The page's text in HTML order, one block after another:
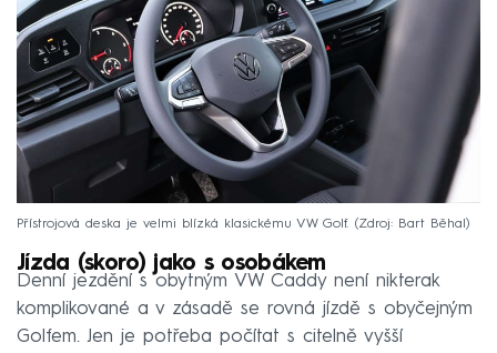
Přístrojová deska je velmi blízká klasickému VW Golf. Zdroj: Bart Běhal
Jízda (skoro) jako s osobákem
Denní jezdění s obytným VW Caddy není nikterak
komplikované a v zásadě se rovná jízdě s obyčejným
Golfem. Jen je potřeba počítat s citelně vyšší